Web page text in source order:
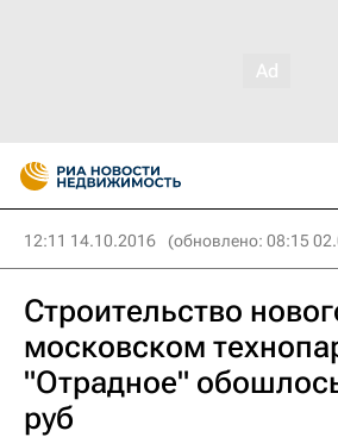
12:11 14.10.2016 (обновлено: 08:15
Строительство
московском
"Отрадное"
руб